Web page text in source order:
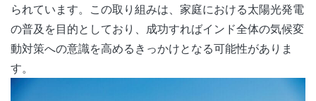
られています。この取り組みは、家庭における太陽光発電
の普及を目的としており、成功すればインド全体の気候変
動対策への意識を高めるきっかけとなる可能性がありま
す。